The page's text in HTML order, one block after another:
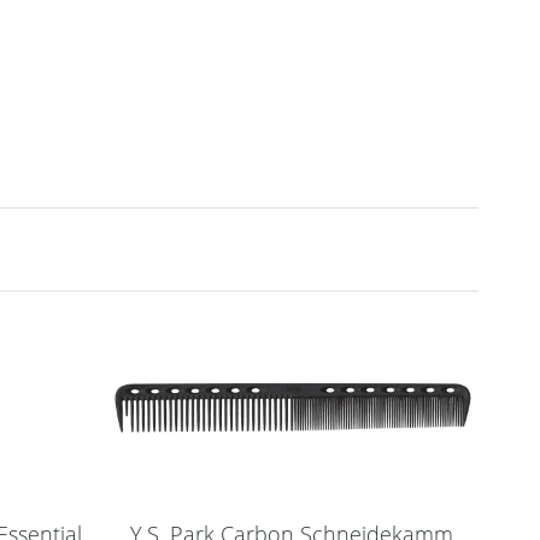
Y.S. Park Carbon Schneidekamm